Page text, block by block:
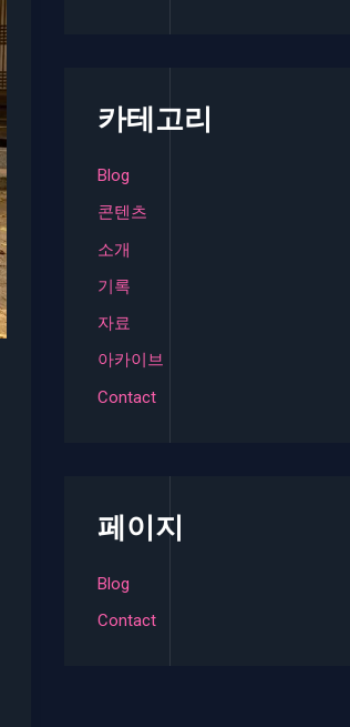
카테고리
Blog
콘텐츠
소개
기록
자료
아카이브
Contact
페이지
Blog
Contact